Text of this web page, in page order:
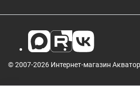
© 2007-2026 Интернет-магазин